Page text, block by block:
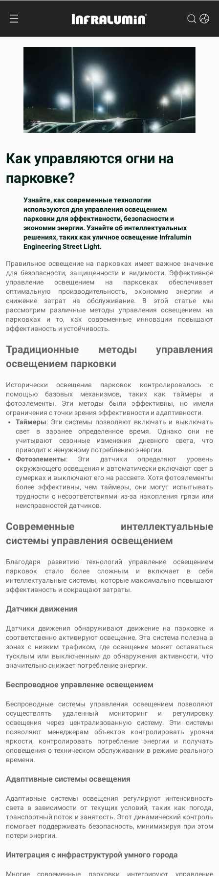
Как управляются огни на
парковке?
Узнайте, как современные технологии
используются для управления освещением
парковки для эффективности, безопасности и
экономии энергии. Узнайте об интеллектуальных
решениях, таких как уличное освещение Infralumin
Engineering Street Light.
Правильное освещение на парковках имеет важное значение
для безопасности, защищенности и видимости. Эффективное
управление освещением на парковках обеспечивает
оптимальную производительность, экономию энергии и
снижение затрат на обслуживание. В этой статье мы
рассмотрим различные методы управления освещением на
парковках и то, как современные инновации повышают
эффективность и устойчивость.
Традиционные методы управления
освещением парковки
Исторически освещение парковок контролировалось с
помощью базовых механизмов, таких как таймеры и
фотоэлементы. Эти методы были эффективны, но имели
ограничения с точки зрения эффективности и адаптивности.
Таймеры: Эти системы позволяют включать и выключать
свет в заранее определенное время. Однако они не
учитывают сезонные изменения дневного света, что
приводит к ненужному потреблению энергии.
Фотоэлементы: Эти датчики определяют уровень
окружающего освещения и автоматически включают свет в
сумерках и выключают его на рассвете. Хотя фотоэлементы
более эффективны, чем таймеры, они могут испытывать
трудности с несоответствиями из-за накопления грязи или
неисправностей датчиков.
Современные интеллектуальные
системы управления освещением
Благодаря развитию технологий управление освещением
парковок стало более сложным и включает в себя
интеллектуальные системы, которые максимально повышают
эффективность и сокращают затраты.
Датчики движения
Датчики движения обнаруживают движение на парковке и
соответственно активируют освещение. Эта система полезна в
зонах с низким трафиком, где освещение может оставаться
тусклым или выключенным до обнаружения активности, что
значительно снижает потребление энергии.
Беспроводное управление освещением
Беспроводные системы управления освещением позволяют
осуществлять удаленный мониторинг и регулировку
освещения через централизованную систему. Эти системы
позволяют менеджерам объектов контролировать уровни
яркости, контролировать потребление энергии и получать
оповещения о техническом обслуживании в режиме реального
времени.
Адаптивные системы освещения
Адаптивные системы освещения регулируют интенсивность
света в зависимости от текущих условий, таких как погода,
транспортный поток и занятость. Этот динамический контроль
помогает поддерживать безопасность, минимизируя при этом
потери энергии.
Интеграция с инфраструктурой умного города
Многие современные парковки интегрируют управление